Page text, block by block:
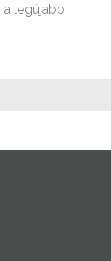
legújabb